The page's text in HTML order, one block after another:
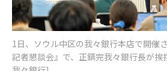
1日、ソウル中区の我々銀行本店で開催
記者懇談会』で、正鎮完我々銀行長が挨